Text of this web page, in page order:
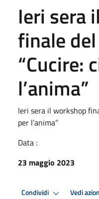
Ieri sera
finale
“Cucire:
l’anima”
Ieri sera il workshop
per l’anima”
Data :
23 maggio 2023
Condividi Vedi